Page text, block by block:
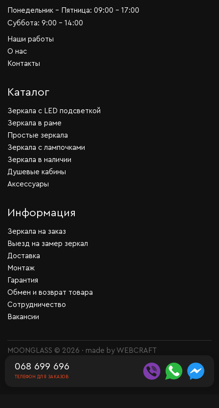
Понедельник - Пятница: 09:00 - 17:00
Суббота: 9:00 - 14:00
Наши работы
О нас
Контакты
Каталог
Зеркала c LED подсветкой
Зеркала в раме
Простые зеркала
Зеркала с лампочками
Зеркала в наличии
Душевые кабины
Аксессуары
Информация
Зеркала на заказ
Выезд на замер зеркал
Доставка
Монтаж
Гарантия
Обмен и возврат товара
Сотрудничество
Вакансии
MOONGLASS © 2026 · made by WEBCRAFT
068 699 696
ТЕЛЕФОН ДЛЯ ЗАКАЗОВ